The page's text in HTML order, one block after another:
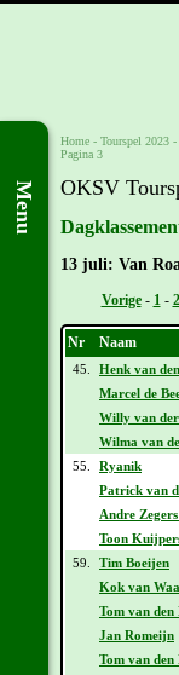
Menu
Home - Tourspel 2023 -
Pagina 3
OKSV
13 juli: Van
Vorige- 1- 2
Nr Naam
45. Henk van
Marcel de
Willy van
Wilma van
55.
Ryanik
Patrick van
Andre Zegers
Toon
59.
Tim Boeijen
Kok van
Tom van
Jan Romeijn
Tom van